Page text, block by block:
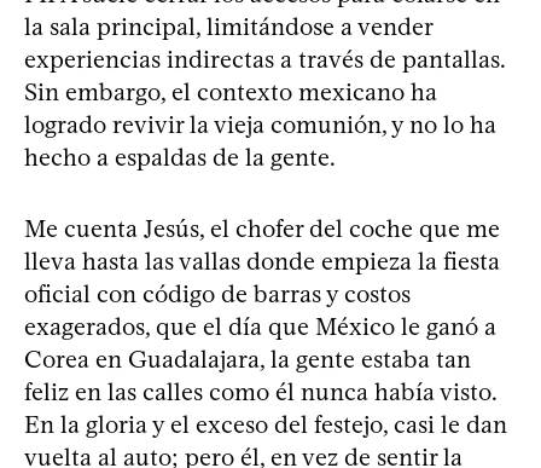
la sala principal, limitándose a vender
experiencias indirectas a través de pantallas.
Sin embargo, el contexto mexicano ha
logrado revivir la vieja comunión, y no lo ha
hecho a espaldas de la gente.
Me cuenta Jesús, el chofer del coche que me
lleva hasta las vallas donde empieza la fiesta
oficial con código de barras y costos
exagerados, que el día que México le ganó a
Corea en Guadalajara, la gente estaba tan
feliz en las calles como él nunca había visto.
En la gloria y el exceso del festejo, casi le dan
vuelta al auto; pero él, en vez de sentir la